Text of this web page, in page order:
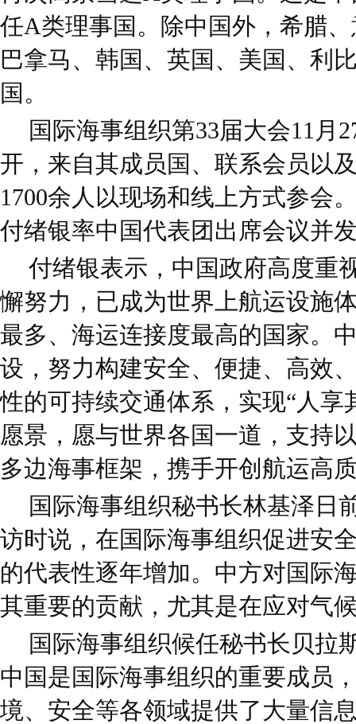
任A类理事国。除中国外，希腊
巴拿马、韩国、英国、美国、利
国。
国际海事组织第33届大会11月
开，来自其成员国、联系会员以
1700余人以现场和线上方式参会
付绪银率中国代表团出席会议并
付绪银表示，中国政府高度重
懈努力，已成为世界上航运设施
最多、海运连接度最高的国家。
设，努力构建安全、便捷、高效
性的可持续交通体系，实现“人享
愿景，愿与世界各国一道，支持
多边海事框架，携手开创航运高
国际海事组织秘书长林基泽日
访时说，在国际海事组织促进安
的代表性逐年增加。中方对国际
其重要的贡献，尤其是在应对气
国际海事组织候任秘书长贝拉
中国是国际海事组织的重要成员
境、安全等各领域提供了大量信